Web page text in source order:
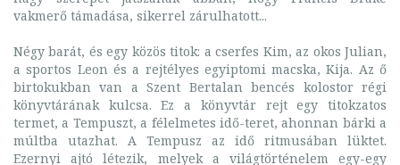
vakmerő támadása, sikerrel zárulhatott...
Négy barát, és egy közös titok: a cserfes Kim, az okos Julian,
a sportos Leon és a rejtélyes egyiptomi macska, Kija. Az ő
birtokukban van a Szent Bertalan bencés kolostor régi
könyvtárának kulcsa. Ez a könyvtár rejt egy titokzatos
termet, a Tempuszt, a félelmetes idő-teret, ahonnan bárki a
múltba utazhat. A Tempusz az idő ritmusában lüktet.
Ezernyi ajtó létezik, melyek a világtörténelem egy-egy